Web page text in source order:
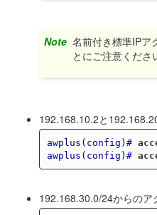
Note 名前付き標準IPア
とにご注意くださ
192.168.10.2と
awplus(config)#
awplus(config)#
192.168.30.0/24からのア